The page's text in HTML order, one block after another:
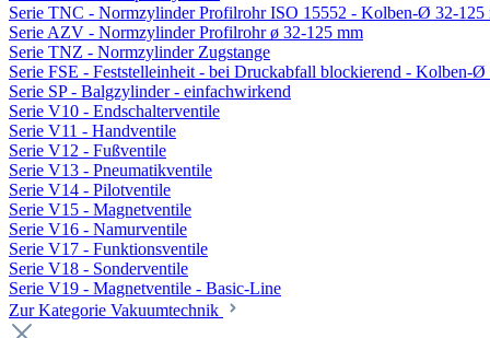
Serie TNC - Normzylinder Profilrohr ISO 15552 - Kolben-Ø 32-125
Serie AZV - Normzylinder Profilrohr ø 32-125 mm
Serie TNZ - Normzylinder Zugstange
Serie FSE - Feststelleinheit - bei Druckabfall blockierend - Kolben-Ø
Serie SP - Balgzylinder - einfachwirkend
Serie V10 - Endschalterventile
Serie V11 - Handventile
Serie V12 - Fußventile
Serie V13 - Pneumatikventile
Serie V14 - Pilotventile
Serie V15 - Magnetventile
Serie V16 - Namurventile
Serie V17 - Funktionsventile
Serie V18 - Sonderventile
Serie V19 - Magnetventile - Basic-Line
Zur Kategorie Vakuumtechnik